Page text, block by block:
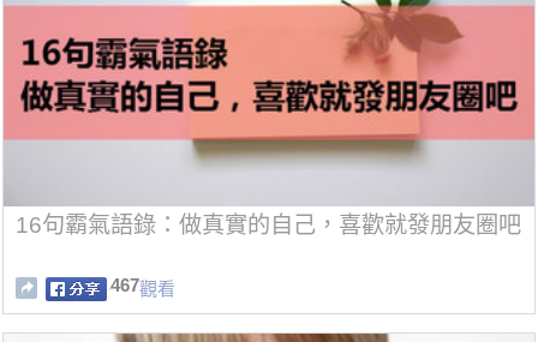
16句霸氣語錄：做真實的自己，喜歡就發朋友圈吧
467觀看